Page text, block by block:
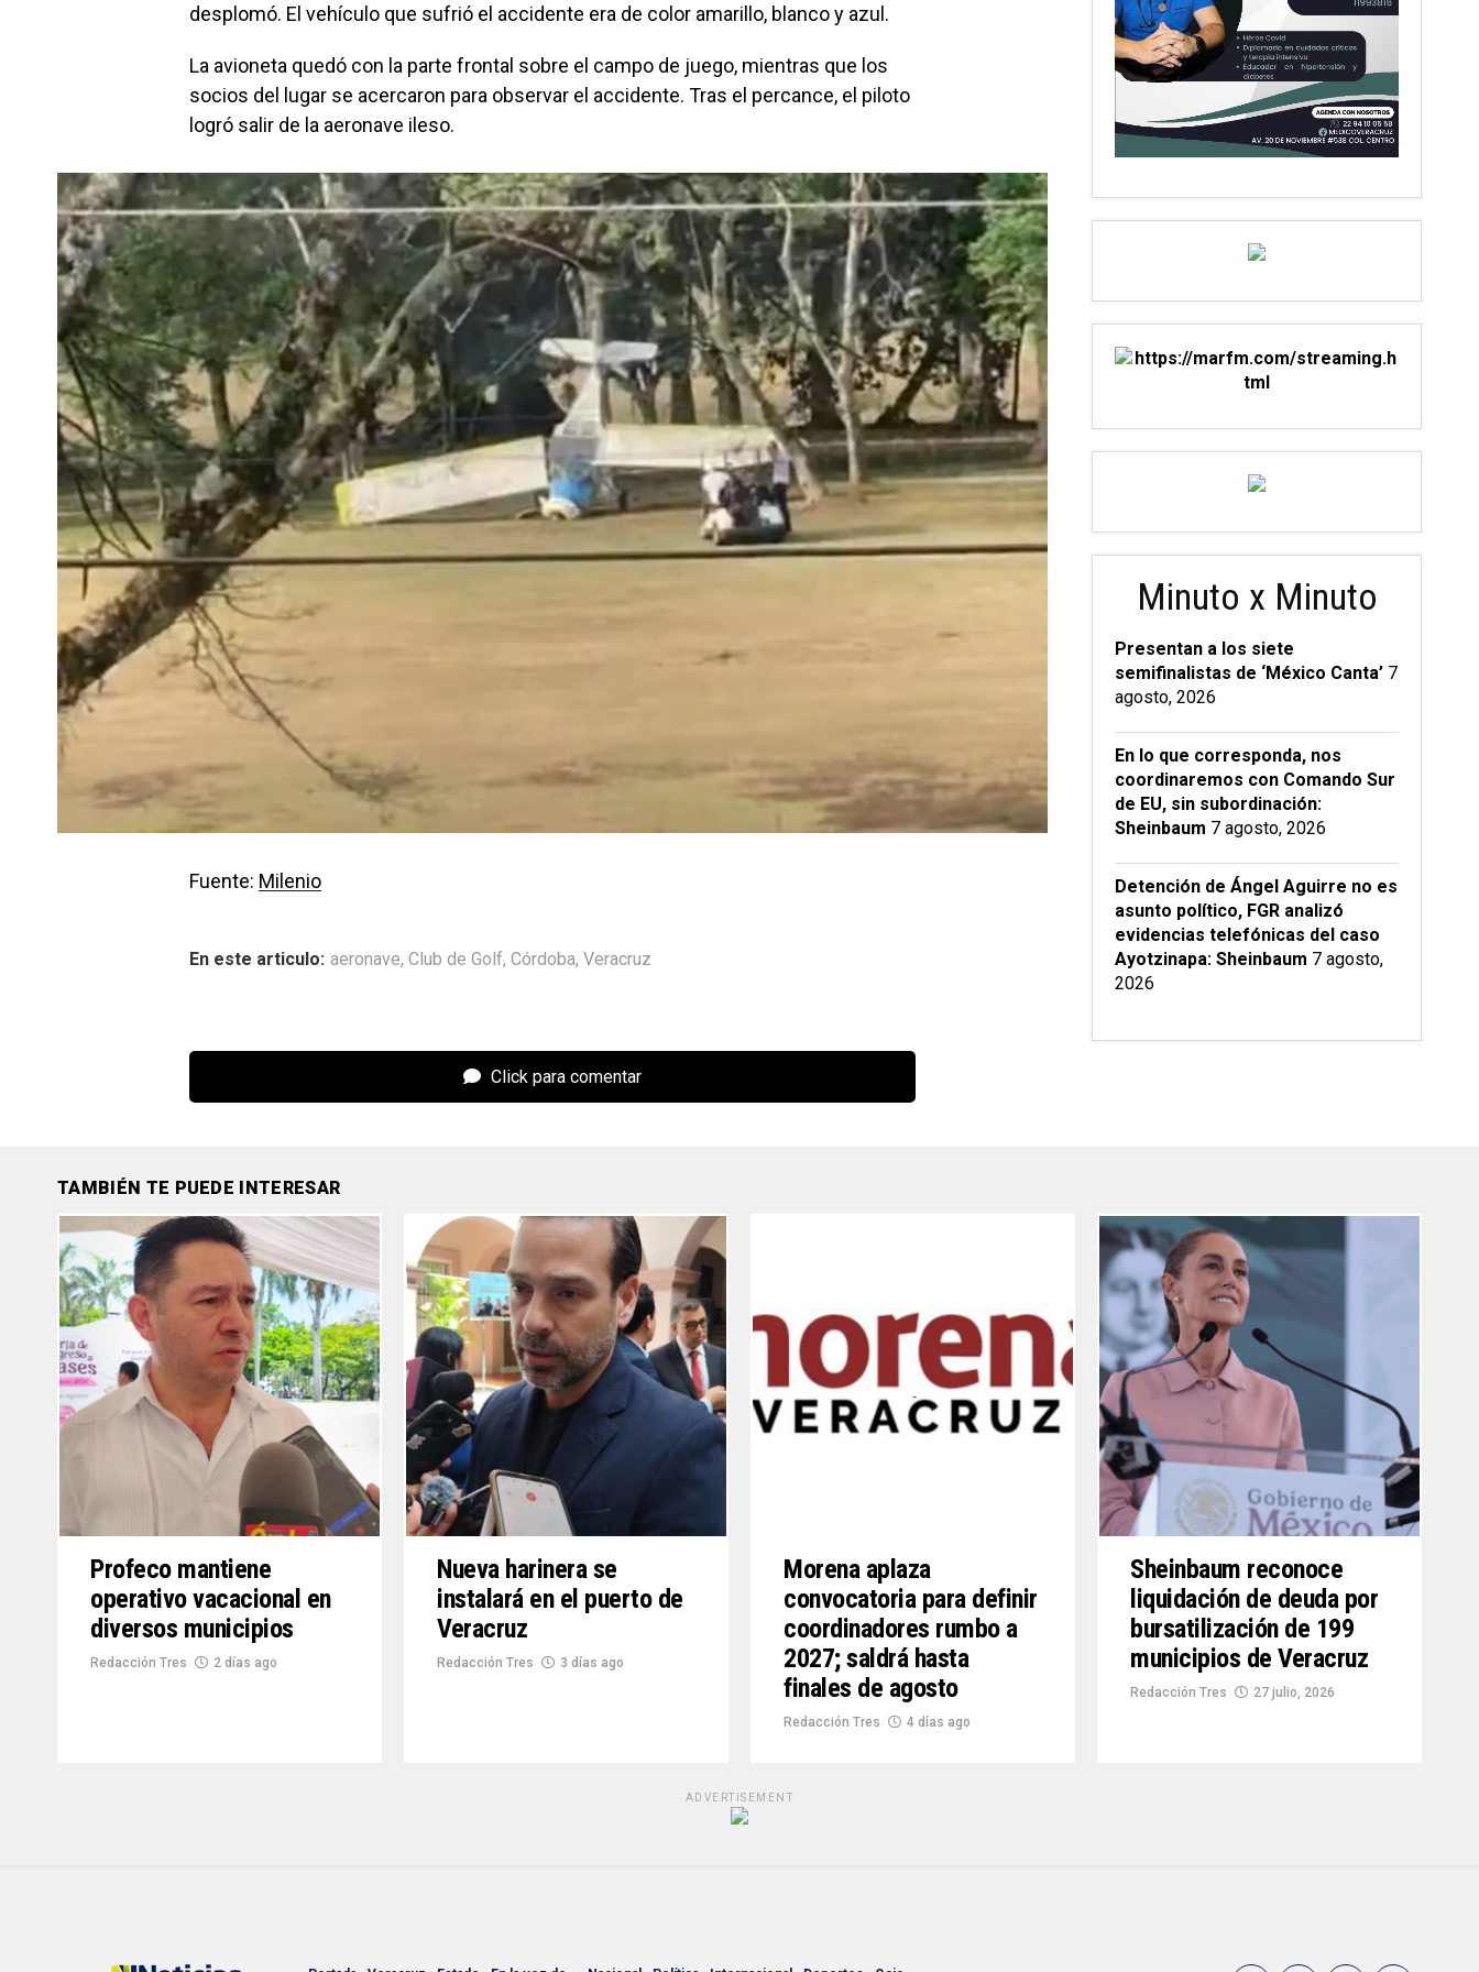
desplomó. El vehículo que sufrió el accidente era de color amarillo, blanco y azul.
La avioneta quedó con la parte frontal sobre el campo de juego, mientras que los
socios del lugar se acercaron para observar el accidente. Tras el percance, el piloto
logró salir de la aeronave ileso.
Fuente: Milenio
En este articulo: aeronave, Club de Golf, Córdoba, Veracruz
Click para comentar
Minuto x Minuto
Presentan a los siete
semifinalistas de ‘México Canta’ 7
agosto, 2026
En lo que corresponda, nos
coordinaremos con Comando Sur
de EU, sin subordinación:
Sheinbaum 7 agosto, 2026
Detención de Ángel Aguirre no es
asunto político, FGR analizó
evidencias telefónicas del caso
Ayotzinapa: Sheinbaum 7 agosto,
2026
TAMBIÉN TE PUEDE INTERESAR
Profeco mantiene
operativo vacacional en
diversos municipios
Redacción Tres 2 días ago
Nueva harinera se
instalará en el puerto de
Veracruz
Redacción Tres 3 días ago
Morena aplaza
convocatoria para definir
coordinadores rumbo a
2027; saldrá hasta
finales de agosto
Redacción Tres 4 días ago
Sheinbaum reconoce
liquidación de deuda por
bursatilización de 199
municipios de Veracruz
Redacción Tres 27 julio, 2026
ADVERTISEMENT